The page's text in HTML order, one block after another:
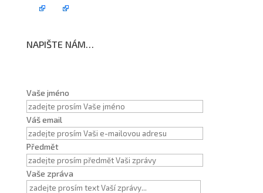
NAPIŠTE NÁM…
Vaše jméno
Váš email
Předmět
Vaše zpráva